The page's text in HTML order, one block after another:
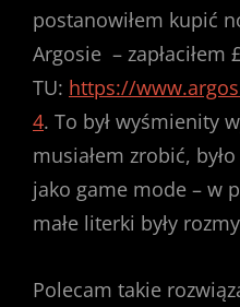
postanowiłem kupić
Argosie – zapłaciłem
TU: https://
4. To był wyśmienity
musiałem zrobić,
jako game mode – w
małe literki były
Polecam takie